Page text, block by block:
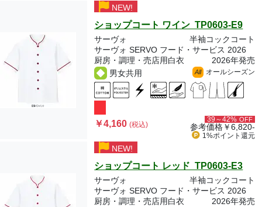
NEW!
ショップコート ワイン TP0603-E9
サーヴォ
半袖コックコート
サーヴォ SERVO フード・サービス 2026
厨房・調理・売店用白衣
2026年発売
男女共用
All オールシーズン
￥4,160(税込)
39～42% OFF
参考価格￥6,820-
1%ポイント 還元
NEW!
ショップコート レッド TP0603-E3
サーヴォ
半袖コックコート
サーヴォ SERVO フード・サービス 2026
厨房・調理・売店用白衣
2026年発売